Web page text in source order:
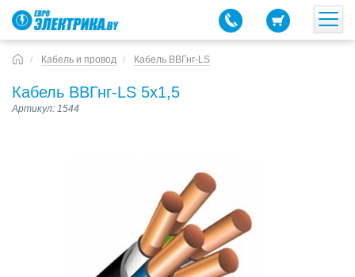
Кабель и провод Кабель ВВГнг-LS
Кабель ВВГнг-LS 5х1,5
Артикул: 1544